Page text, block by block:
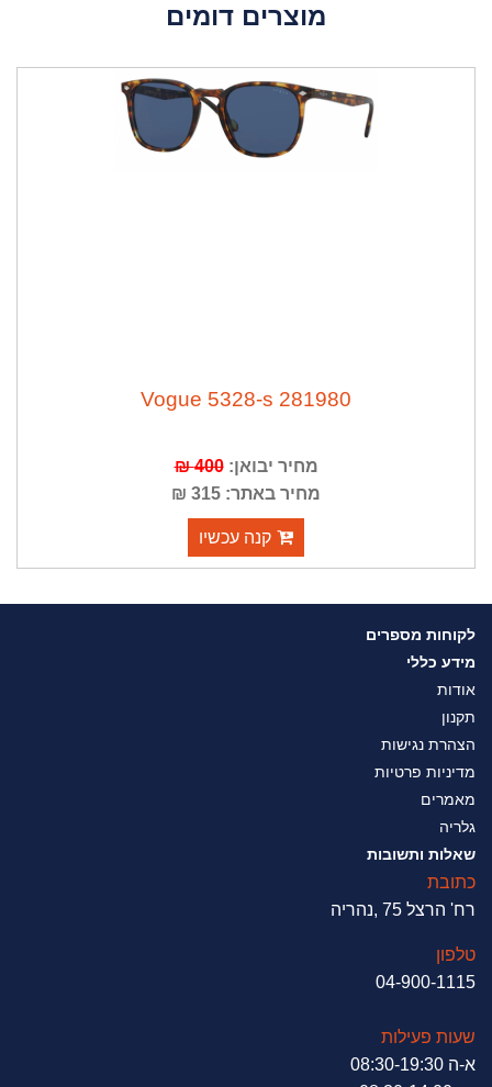
מוצרים דומים
Vogue 5328-s 281980
מחיר יבואן:400 ₪
מחיר באתר: 315 ₪
קנה עכשיו
לקוחות מספרים
מידע כללי
אודות
תקנון
הצהרת נגישות
מדיניות פרטיות
מאמרים
גלריה
שאלות ותשובות
כתובת
רח' הרצל 75 ,נהריה
טלפון
04-900-1115
שעות פעילות
א-ה 08:30-19:30